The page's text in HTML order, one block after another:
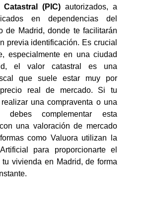
Catastral (PIC) autorizados, a
en dependencias del
de Madrid, donde te facilitarán
previa identificación. Es crucial
especialmente en una ciudad
el valor catastral es una
que suele estar muy por
real de mercado. Si tu
una compraventa o una
debes complementar esta
una valoración de mercado
como Valuora utilizan la
para proporcionarte el
vivienda en Madrid, de forma